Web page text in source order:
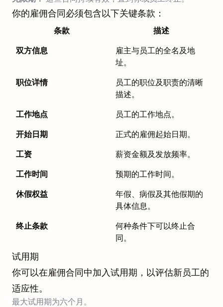
你的雇佣合同必须包含以下关键条款：
条款 描述
双方信息
雇主与员工的全名及地
址。
职位详情
员工的职位及职责的清晰
描述。
工作地点 员工的工作地点。
开始日期 正式的雇佣起始日期。
工资 薪资金额及发放频率。
工作时间 预期的工作时间。
休假权益
年假、病假及其他假期的
具体信息。
终止条款
何种条件下可以终止合
同。
试用期
你可以在雇佣合同中加入试用期，以评估新员工的
适应性。
最大试用期为六个月。